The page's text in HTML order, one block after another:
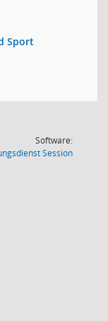
Sport
Software:
Session(Wird in